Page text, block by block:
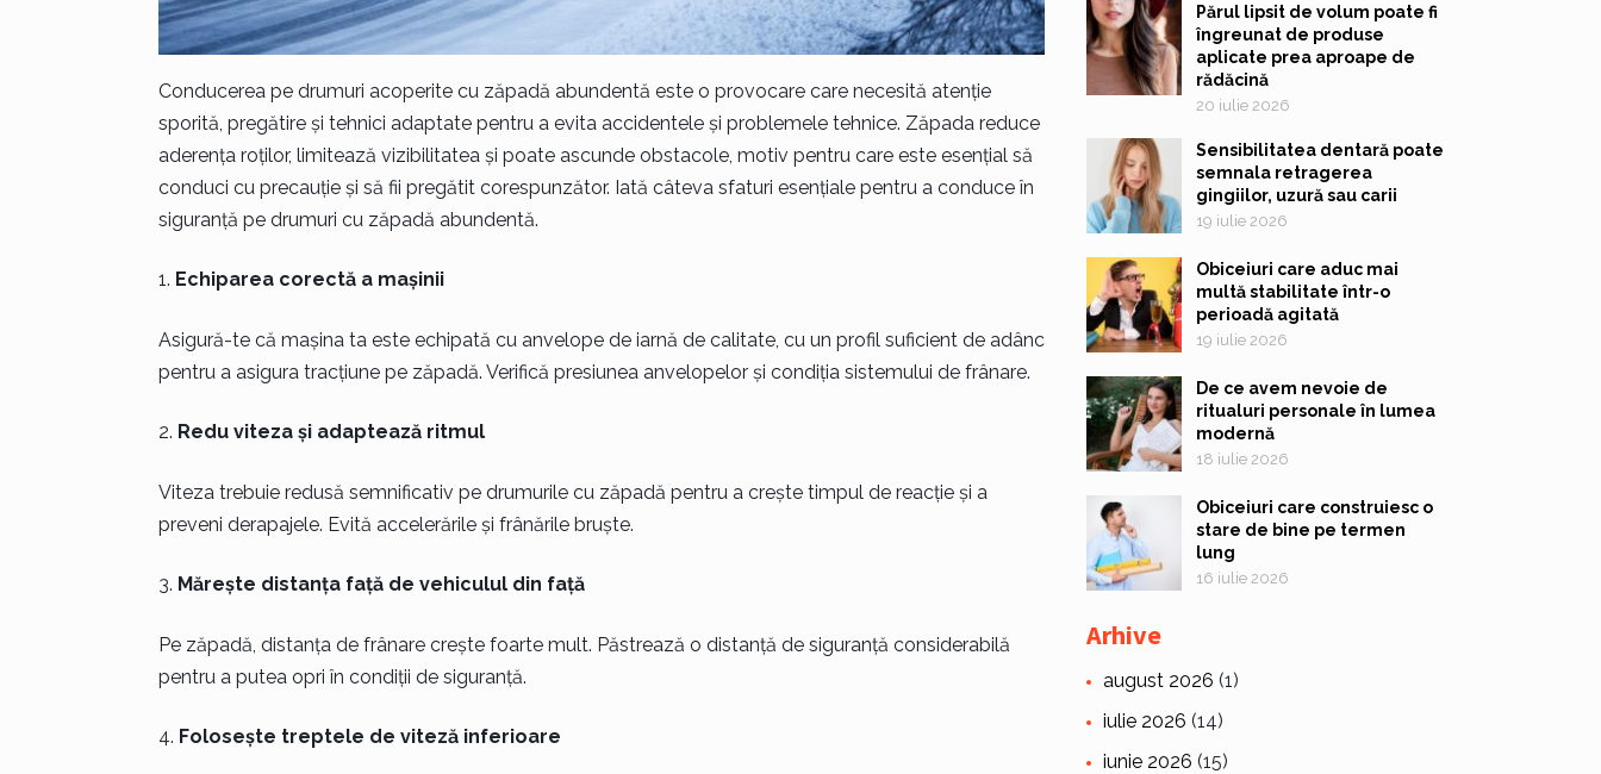
Conducerea pe drumuri acoperite cu zăpadă abundentă este o provocare care necesită atenție
sporită, pregătire și tehnici adaptate pentru a evita accidentele și problemele tehnice. Zăpada reduce
aderența roților, limitează vizibilitatea și poate ascunde obstacole, motiv pentru care este esențial să
conduci cu precauție și să fii pregătit corespunzător. Iată câteva sfaturi esențiale pentru a conduce în
siguranță pe drumuri cu zăpadă abundentă.
Echiparea corectă a mașinii
Asigură-te că mașina ta este echipată cu anvelope de iarnă de calitate, cu un profil suficient de adânc
pentru a asigura tracțiune pe zăpadă. Verifică presiunea anvelopelor și condiția sistemului de frânare.
Redu viteza și adaptează ritmul
Viteza trebuie redusă semnificativ pe drumurile cu zăpadă pentru a crește timpul de reacție și a
preveni derapajele. Evită accelerările și frânările bruște.
Mărește distanța față de vehiculul din față
Pe zăpadă, distanța de frânare crește foarte mult. Păstrează o distanță de siguranță considerabilă
pentru a putea opri în condiții de siguranță.
Folosește treptele de viteză inferioare
Părul lipsit de volum poate fi
îngreunat de produse
aplicate prea aproape de
rădăcină
20 iulie 2026
Sensibilitatea dentară poate
semnala retragerea
gingiilor, uzură sau carii
19 iulie 2026
Obiceiuri care aduc mai
multă stabilitate într-o
perioadă agitată
19 iulie 2026
De ce avem nevoie de
ritualuri personale în lumea
modernă
18 iulie 2026
Obiceiuri care construiesc o
stare de bine pe termen
lung
16 iulie 2026
Arhive
august 2026 (1)
iulie 2026 (14)
iunie 2026 (15)